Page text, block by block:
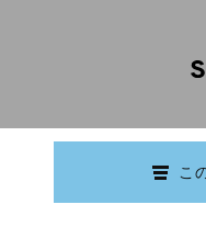
こ
Copyright ©